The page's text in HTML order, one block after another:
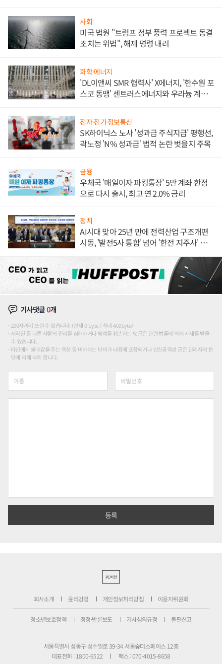
사회
미국 법원 "트럼프 정부 풍력 프로젝트 동결
조치는 위법", 해제 명령 내려
화학·에너지
'DL이앤씨 SMR 협력사' X에너지, '한수원 포
스코 동맹' 센트러스에너지와 우라늄 계약
전자·전기·정보통신
SK하이닉스 노사 '성과급 주식지급' 평행선,
곽노정 'N% 성과급' 법적 논란 벗을지 주목
금융
우체국 '매일이자 파킹통장' 5만 계좌 한정
으로 다시 출시, 최고 연 2.0% 금리
정치
AI시대 맞아 25년 만에 전력산업 구조개편
시동, '발전5사 통합' 넘어 '한전 지주사' 재편
기사댓글0개
200자까지 쓰실 수 있습니다. (현재 0 byte / 최대 400byte)
저작권 등 다른 사람의 권리를 침해하거나 명예를 훼손하는 댓글은 관련 법률에 의해 제재를 받을
수 있습니다.
타인에게 불쾌감을 주는 욕설 등 비하하는 단어가 내용에 포함되거나 인신공격성 글은 관리자의 판
단에 의해 삭제 합니다.
PC버전
회사소개 윤리강령 개인정보처리방침 이용자위원회
청소년보호정책 정정·반론보도 기사심의규정 불편신고
서울특별시 성동구 성수일로 39-34 서울숲더스페이스 12층
대표전화 : 1800-6522
팩스 : 070-4015-8658